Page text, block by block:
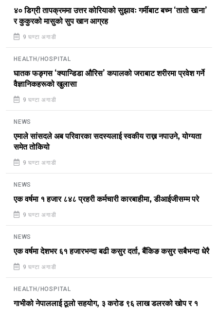
४० डिग्री तापक्रममा उत्तर कोरियाको सुझावः गर्मीबाट बच्न ‘तातो खाना’
र कुकुरको मासुको सुप खान आग्रह
9 घण्टा अगाडी
HEALTH/HOSPITAL
घातक फङ्गस ‘क्यान्डिडा औरिस’ कपालको जराबाट शरीरमा प्रवेश गर्ने
वैज्ञानिकहरूको खुलासा
9 घण्टा अगाडी
NEWS
एमाले सांसदले अब परिवारका सदस्यलाई स्वकीय राख्न नपाउने, योग्यता
समेत तोकियो
9 घण्टा अगाडी
NEWS
एक वर्षमा १ हजार ८४८ प्रहरी कर्मचारी कारबाहीमा, डीआईजीसम्म परे
9 घण्टा अगाडी
NEWS
एक वर्षमा देशभर ६१ हजारभन्दा बढी कसुर दर्ता, बैंकिङ कसुर सबैभन्दा धेरै
9 घण्टा अगाडी
HEALTH/HOSPITAL
गाभीको नेपाललाई ठूलो सहयोग, ३ करोड ९६ लाख डलरको खोप र १